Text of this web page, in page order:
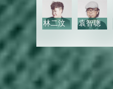
林二汶 袁智聰